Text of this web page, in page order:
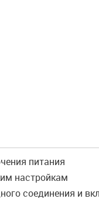
питания
настройкам
соединения и